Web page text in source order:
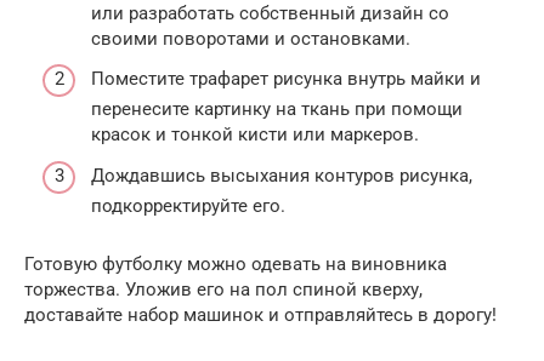
или разработать собственный дизайн со
своими поворотами и остановками.
Поместите трафарет рисунка внутрь майки и
перенесите картинку на ткань при помощи
красок и тонкой кисти или маркеров.
Дождавшись высыхания контуров рисунка,
подкорректируйте его.
Готовую футболку можно одевать на виновника
торжества. Уложив его на пол спиной кверху,
доставайте набор машинок и отправляйтесь в дорогу!